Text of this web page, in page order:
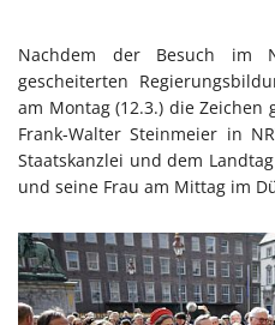
Nachdem der Besuch im
gescheiterten
am Montag (12.3.) die
Frank-Walter Steinmeier in
Staatskanzlei und dem
und seine Frau am Mittag im